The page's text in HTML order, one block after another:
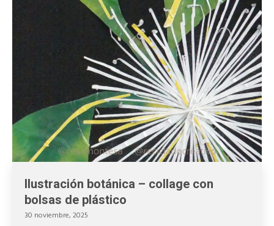
Ilustración botánica – collage con
bolsas de plástico
30 noviembre, 2025